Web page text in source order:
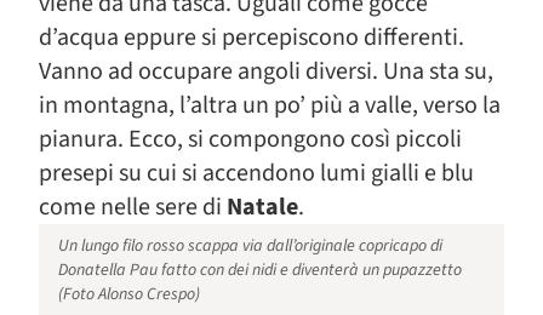
d’acqua eppure si percepiscono differenti.
Vanno ad occupare angoli diversi. Una sta su,
in montagna, l’altra un po’ più a valle, verso la
pianura. Ecco, si compongono così piccoli
presepi su cui si accendono lumi gialli e blu
come nelle sere di Natale.
Un lungo filo rosso scappa via dall’originale copricapo di
Donatella Pau fatto con dei nidi e diventerà un pupazzetto
(Foto Alonso Crespo)